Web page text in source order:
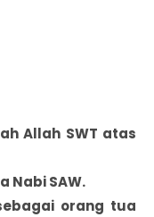
Allah SWT atas
Nabi SAW.
orang tua